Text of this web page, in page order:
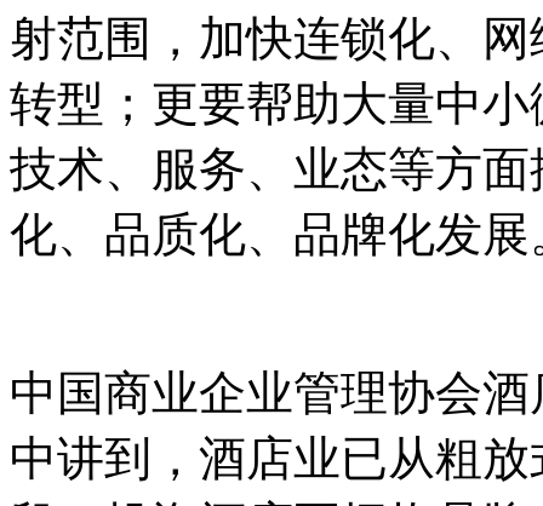
射范围，加快连锁化、
转型；更要帮助大量中
技术、服务、业态等方
化、品质化、品牌化发展
中国商业企业管理协会
中讲到，酒店业已从粗